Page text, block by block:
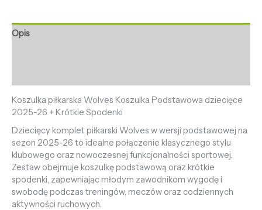
Opis
Koszulka piłkarska Wolves Koszulka Podstawowa dziecięce
2025-26 + Krótkie Spodenki
Dziecięcy komplet piłkarski Wolves w wersji podstawowej na
sezon 2025-26 to idealne połączenie klasycznego stylu
klubowego oraz nowoczesnej funkcjonalności sportowej.
Zestaw obejmuje koszulkę podstawową oraz krótkie
spodenki, zapewniając młodym zawodnikom wygodę i
swobodę podczas treningów, meczów oraz codziennych
aktywności ruchowych.